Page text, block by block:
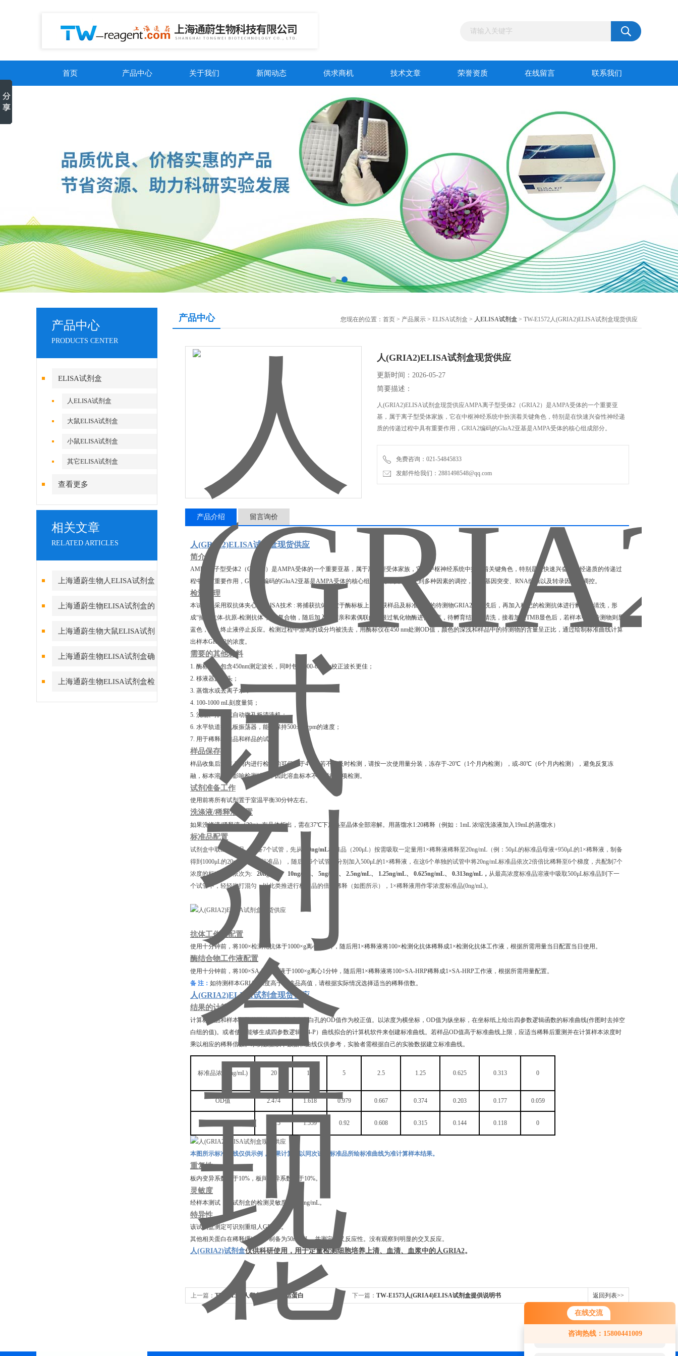
在线交流
咨询热线：15800441009
您好！欢迎前来咨询，很高兴为您
服务，请问您要咨询什么问题呢？
首页 产品中心 关于我们 新闻动态 供求商机 技术文章 荣誉资质 在线留言 联系我们
产品中心
PRODUCTS CENTER
ELISA试剂盒
人ELISA试剂盒
大鼠ELISA试剂盒
小鼠ELISA试剂盒
其它ELISA试剂盒
查看更多
相关文章
RELATED ARTICLES
上海通蔚生物人ELISA试剂盒
实验酶标仪环境的重要性
上海通蔚生物ELISA试剂盒的
测定方法及要求
上海通蔚生物大鼠ELISA试剂
盒的组成和保存
上海通蔚生物ELISA试剂盒确
保数据真实可靠
上海通蔚生物ELISA试剂盒检
测结果的稳定性
产品中心 您现在的位置： 首页 > 产品展示 > ELISA试剂盒 > 人ELISA试剂盒 > TW-E1572人(GRIA2)ELISA试剂盒现货供应
人(GRIA2)ELISA试剂盒现货供应
更新时间：2026-05-27
简要描述：
人(GRIA2)ELISA试剂盒现货供应AMPA离子型受体2（GRIA2）是AMPA受体的一个重要亚
基，属于离子型受体家族，它在中枢神经系统中扮演着关键角色，特别是在快速兴奋性神经递
质的传递过程中具有重要作用，GRIA2编码的GluA2亚基是AMPA受体的核心组成部分。
免费咨询：021-54845833
发邮件给我们：2881498548@qq.com
产品介绍 留言询价
人(GRIA2)ELISA试剂盒现货供应
简介
AMPA离子型受体2（GRIA2）是AMPA受体的一个重要亚基，属于离子型受体家族，它在中枢神经系统中扮演着关键角色，特别是在快速兴奋性神经递质的传递过
程中具有重要作用，GRIA2编码的GluA2亚基是AMPA受体的核心组成部分，其功能受到多种因素的调控，包括基因突变、RNA编辑以及转录因子的调控。
检测原理
本试剂盒采用双抗体夹心法ELISA技术 : 将捕获抗体包被于酶标板上，捕获样品及标准品中的待测物GRIA2
清洗后，再加入标记的检测抗体进行孵育后清洗，形
成“捕获抗体-抗原-检测抗体"免疫复合物，随后加入链霉亲和素偶联的辣根过氧化物酶进行孵育，待孵育结束后清洗，接着加入TMB显色后，若样本中有待测物则显
蓝色，加入终止液停止反应。检测过程中游离的成分均被洗去，用酶标仪在450 nm处测OD值，颜色的深浅和样品中的待测物的含量呈正比，通过绘制标准曲线计算
出样本GRIA2的浓度。
需要的其他材料
1. 酶标仪，包含450nm测定波长，同时包含600-680nm校正波长更佳；
2. 移液器及枪头；
3. 蒸馏水或去离子水；
4. 100-1000 mL刻度量筒；
5. 洗瓶、排枪或自动微孔板清洗机；
6. 水平轨道微孔板振荡器，能够保持500±50 rpm的速度；
7. 用于稀释标准品和样品的试管。
样品保存
样品收集后若在 1 周内进行检测的可保存于4℃，若不能及时检测，请按一次使用量分装，冻存于-20℃（1个月内检测），或-80℃（6个月内检测），避免反复冻
融，标本溶血会影响检测结果，因此溶血标本不宜进行此项检测。
试剂准备工作
使用前将所有试剂置于室温平衡30分钟左右。
洗涤液/稀释液配置
如果洗涤液/稀释液（20×）有晶体析出，需在37℃下加热⾄晶体全部溶解。用蒸馏水1:20稀释（例如：1mL 浓缩洗涤液加入19mL的蒸馏水）
标准品配置
试剂盒中取出标准品，准备7个试管，先从 400ng/mL标准品（200μL）按需吸取一定量用1×稀释液稀释至20ng/mL（例：50μL的标准品母液+950μL的1×稀释液，制备
得到1000μL的20ng/mL浓度标准品），随后在6个试管中分别加入500μL的1×稀释液，在这6个单独的试管中将20ng/mL标准品依次2倍倍比稀释至6个梯度，共配制7个
浓度的标准品，依次为: 20ng/mL、 10ng/mL、 5ng/mL、 2.5ng/mL、 1.25ng/mL、 0.625ng/mL、 0.313ng/mL， 从最高浓度标准品溶液中吸取500μL标准品到下一
个试管中，轻轻吹打混匀，以此类推进行标准品的倍比稀释（如图所示），1×稀释液用作零浓度标准品(0ng/mL)。
抗体工作液配置
使用十分钟前，将100×检测化抗体于1000×g离心1分钟，随后用1×稀释液将100×检测化抗体稀释成1×检测化抗体工作液，根据所需用量当日配置当日使用。
酶结合物工作液配置
使用十分钟前，将100×SA-HRP溶液于1000×g离心1分钟，随后用1×稀释液将100×SA-HRP稀释成1×SA-HRP工作液，根据所需用量配置。
备 注： 如待测样本GRIA2 浓度高于标准品高值，请根据实际情况选择适当的稀释倍数。
人(GRIA2)ELISA试剂盒现货供应
结果的计算
计算标准品和样本复孔的平均
OD值并减去空白孔的OD值作为校正值。以浓度为横坐标，OD值为纵坐标，在坐标纸上绘出四参数逻辑函数的标准曲线(作图时去掉空
白组的值)。或者使用能够生成四参数逻辑（4-P）曲线拟合的计算机软件来创建标准曲线。若样品OD值高于标准曲线上限，应适当稀释后重测并在计算样本浓度时
乘以相应的稀释倍数。示例数据以下数据和曲线仅供参考，实验者需根据自己的实验数据建立标准曲线。
标准品浓度 (ng/mL) 20 10 5 2.5 1.25 0.625 0.313 0
OD值 2.474 1.618 0.979 0.667 0.374 0.203 0.177 0.059
2.415 1.559 0.92 0.608 0.315 0.144 0.118 0
本图所示标准曲线仅供示例，结果计算应以同次试验标准品所绘标准曲线为准计算样本结果。
重复性
板内变异系数小于10%，板间变异系数小于10%。
灵敏度
经样本测试，本试剂盒的检测灵敏度为 0.16ng/mL。
特异性
该试剂盒测定可识别重组 人GRIA2。
其他相关蛋白在稀释缓冲液中制备为50ng/mL，并测定交叉反应性。没有观察到明显的交叉反应。
人(GRIA2)试剂盒仅供科研使用，用于定量检测细胞培养上清、血清、血浆中的人GRIA2。
上一篇：TW-E1570人睾丸阴离子转运蛋白
1(TAT1)ELISA试剂盒
下一篇： TW-E1573人(GRIA4)ELISA试剂盒提供说明书 返回列表>>